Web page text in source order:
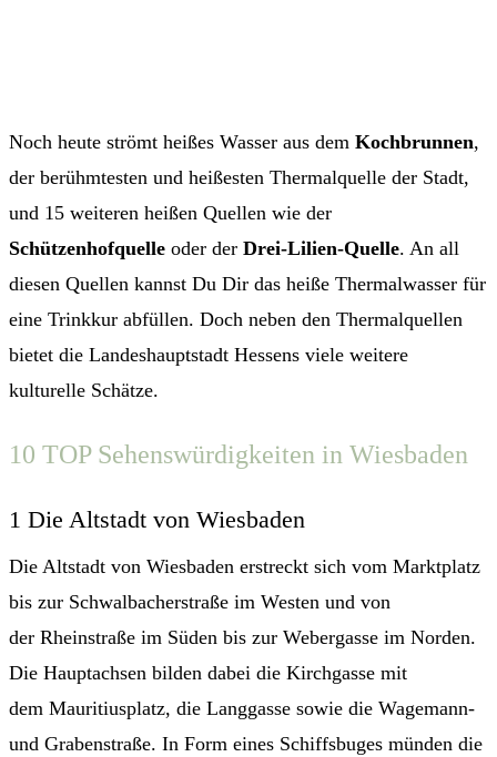
Noch heute strömt heißes Wasser aus dem Kochbrunnen,
der berühmtesten und heißesten Thermalquelle der Stadt,
und 15 weiteren heißen Quellen wie der
Schützenhofquelle oder der Drei-Lilien-Quelle. An all
diesen Quellen kannst Du Dir das heiße Thermalwasser für
eine Trinkkur abfüllen. Doch neben den Thermalquellen
bietet die Landeshauptstadt Hessens viele weitere
kulturelle Schätze.
10 TOP Sehenswürdigkeiten in Wiesbaden
1 Die Altstadt von Wiesbaden
Die Altstadt von Wiesbaden erstreckt sich vom Marktplatz
bis zur Schwalbacherstraße im Westen und von
der Rheinstraße im Süden bis zur Webergasse im Norden.
Die Hauptachsen bilden dabei die Kirchgasse mit
dem Mauritiusplatz, die Langgasse sowie die Wagemann-
und Grabenstraße. In Form eines Schiffsbuges münden die